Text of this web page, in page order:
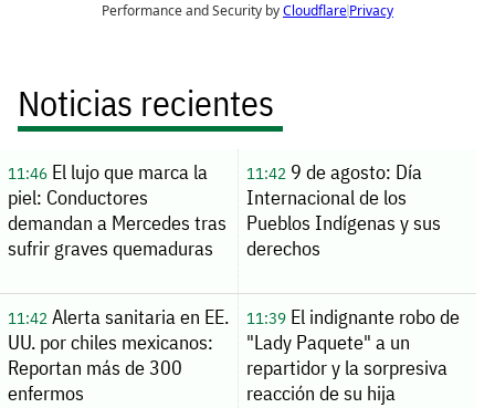
Noticias recientes
11:46El lujo que marca la
piel: Conductores
demandan a Mercedes tras
sufrir graves quemaduras
11:429 de agosto: Día
Internacional de los
Pueblos Indígenas y sus
derechos
11:42Alerta sanitaria en EE.
UU. por chiles mexicanos:
Reportan más de 300
enfermos
11:39El indignante robo de
"Lady Paquete" a un
repartidor y la sorpresiva
reacción de su hija